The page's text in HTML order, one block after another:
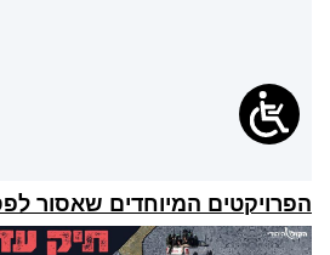
הפרויקטים המיוחדים שאסור